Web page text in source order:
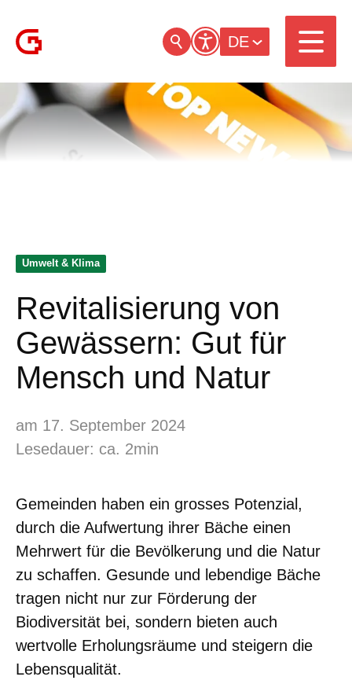
DE
Umwelt & Klima
Revitalisierung von
Gewässern: Gut für
Mensch und Natur
am 17. September 2024
Lesedauer: ca. 2min
Gemeinden haben ein grosses Potenzial,
durch die Aufwertung ihrer Bäche einen
Mehrwert für die Bevölkerung und die Natur
zu schaffen. Gesunde und lebendige Bäche
tragen nicht nur zur Förderung der
Biodiversität bei, sondern bieten auch
wertvolle Erholungsräume und steigern die
Lebensqualität.